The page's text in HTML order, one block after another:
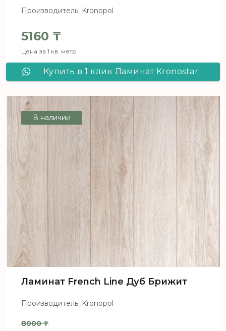
Производитель: Kronopol
5160 ₸
Цена за 1 кв. метр
Купить в 1 клик Ламинат Kronostar
В наличии
Ламинат French Line Дуб Брижит
Производитель: Kronopol
8000₸